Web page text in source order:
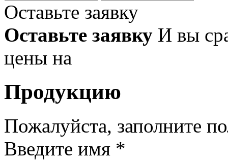
Оставьте заявку
Оставьте заявку И вы
цены на
Продукцию
Пожалуйста, заполните
Введите имя *